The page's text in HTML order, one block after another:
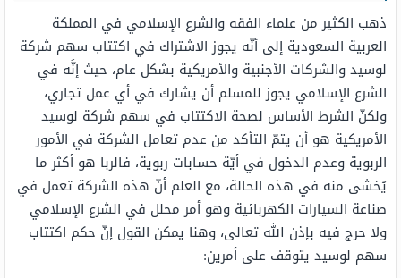
ذهب الكثير من علماء الفقه والشرع الإسلامي في المملكة
العربية السعودية إلى أنّه يجوز الاشتراك في اكتتاب سهم شركة
لوسيد والشركات الأجنبية والأمريكية بشكل عام، حيث إنَّه في
الشرع الإسلامي يجوز للمسلم أن يشارك في أي عمل تجاري،
ولكنّ الشرط الأساس لصحة الاكتتاب في سهم شركة لوسيد
الأمريكية هو أن يتمّ التأكد من عدم تعامل الشركة في الأمور
الربوية وعدم الدخول في أيّة حسابات ربوية، فالربا هو أكثر ما
يُخشى منه في هذه الحالة، مع العلم أنّ هذه الشركة تعمل في
صناعة السيارات الكهربائية وهو أمر محلل في الشرع الإسلامي
ولا حرج فيه بإذن الله تعالى، وهنا يمكن القول إنّ حكم اكتتاب
سهم لوسيد يتوقف على أمرين: